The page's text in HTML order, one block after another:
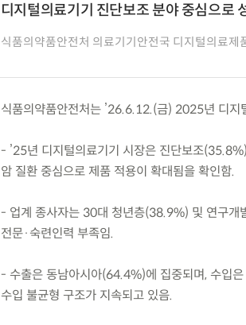
디지털의료기기 진단보조 분야 중심으로
식품의약품안전처 의료기기안전국 디지털의료제
식품의약품안전처는 ’26.6.12.(금) 2025년 디지
- ’25년 디지털의료기기 시장은 진단보조
암 질환 중심으로 제품 적용이 확대됨을 확인함.
- 업계 종사자는 30대 청년층(38.9%) 및 연구개
전문·숙련인력 부족임.
- 수출은 동남아시아(64.4%)에 집중되며, 수입
수입 불균형 구조가 지속되고 있음.